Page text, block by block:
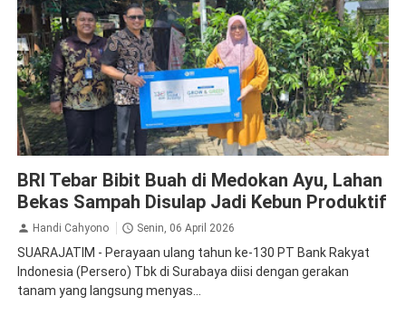
BRI Tebar Bibit Buah di Medokan Ayu, Lahan
Bekas Sampah Disulap Jadi Kebun Produktif
Handi Cahyono Senin, 06 April 2026
SUARAJATIM - Perayaan ulang tahun ke-130 PT Bank Rakyat
Indonesia (Persero) Tbk di Surabaya diisi dengan gerakan
tanam yang langsung menyas...